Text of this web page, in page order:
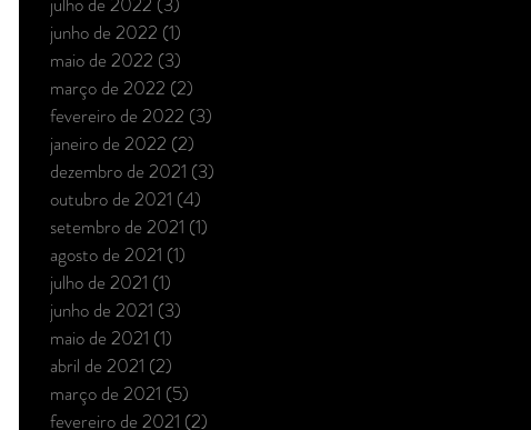
junho de 2022 (1)
maio de 2022 (3)
março de 2022 (2)
fevereiro de 2022 (3)
janeiro de 2022 (2)
dezembro de 2021 (3)
outubro de 2021 (4)
setembro de 2021 (1)
agosto de 2021 (1)
julho de 2021 (1)
junho de 2021 (3)
maio de 2021 (1)
abril de 2021 (2)
março de 2021 (5)
fevereiro de 2021 (2)